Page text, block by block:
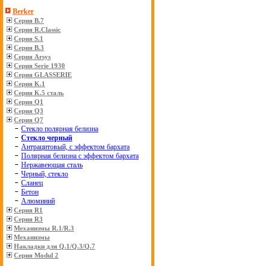
Berker
Серия B.7
Серия R.Classic
Серия S.1
Серия B.3
Серия Arsys
Серия Serie 1930
Серия GLASSERIE
Серия K.1
Серия K.5 сталь
Серия Q1
Серия Q3
Серия Q7
Стекло полярная белизна
Стекло черный
Антрацитовый, с эффектом бархата
Полярная белизна с эффектом бархата
Нержавеющая сталь
Черный, стекло
Сланец
Бетон
Алюминий
Серия R1
Серия R3
Механизмы R.1/R.3
Механизмы
Накладки для Q.1/Q.3/Q.7
Серия Modul 2